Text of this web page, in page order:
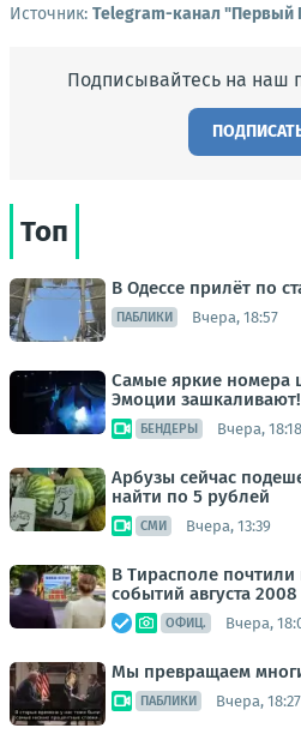
Источник: Telegram-канал "Первый
Подписывайтесь на наш
Топ
В Одессе прилёт по
ПАБЛИКИ Вчера, 18:57
Самые яркие номера
Эмоции зашкаливают!
БЕНДЕРЫ Вчера, 18:18
Арбузы сейчас
найти по 5 рублей
СМИ Вчера, 13:39
В Тирасполе почтили
событий августа 2008
ОФИЦ. Вчера,
Мы превращаем
ПАБЛИКИ Вчера, 18:27